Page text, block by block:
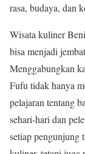
rasa, budaya, dan
Wisata kuliner
bisa menjadi
Menggabungkan
Fufu tidak hanya
pelajaran tentang
sehari-hari dan
setiap pengunjung